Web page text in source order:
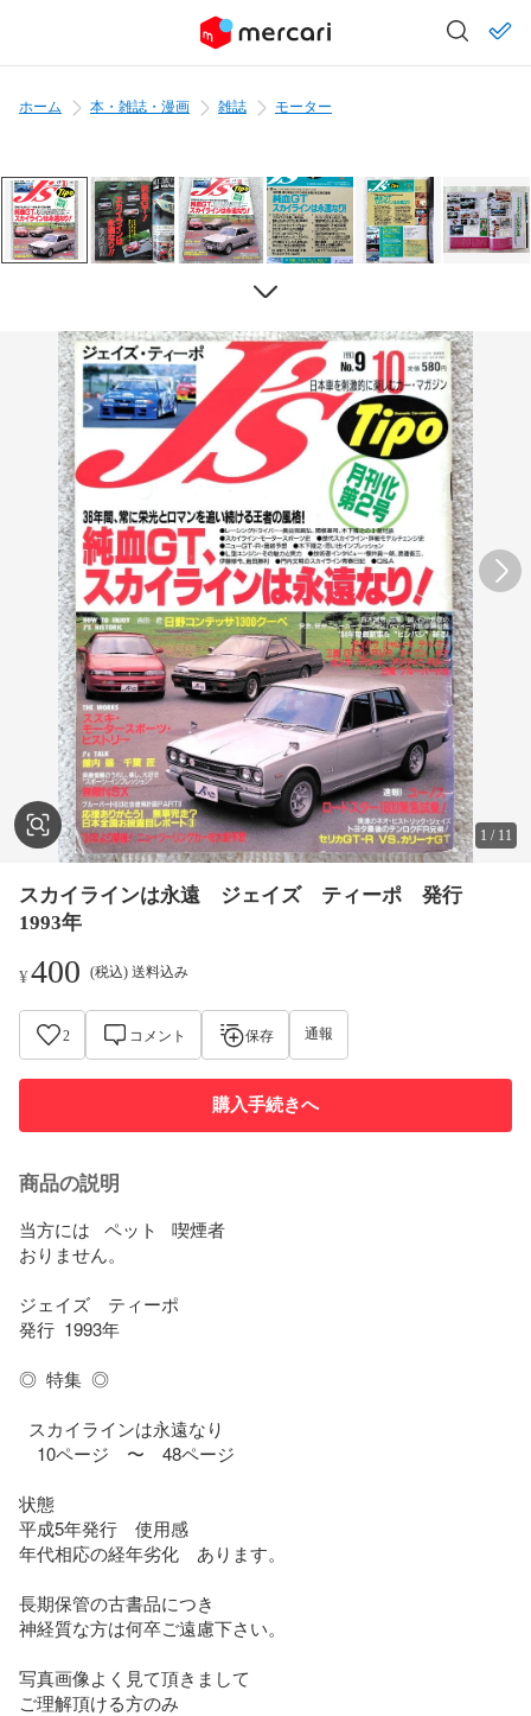
ホーム 本・雑誌・漫画 雑誌 モーター
1 / 11
スカイラインは永遠 ジェイズ ティーポ 発行
1993年
¥400 (税込) 送料込み
2 コメント 保存 通報
購入手続きへ
商品の説明
当方には   ペット   喫煙者
おりません。
ジェイズ　ティーポ
発行  1993年
◎  特集  ◎
10ページ　〜　48ページ
状態
平成5年発行　使用感
年代相応の経年劣化　あります。
長期保管の古書品につき
神経質な方は何卒ご遠慮下さい。
写真画像よく見て頂きまして
ご理解頂ける方のみ